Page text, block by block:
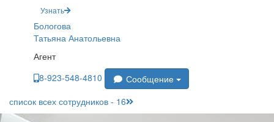
Узнать
Бологова
Татьяна Анатольевна
Агент
8-923-548-4810
Сообщение
список всех сотрудников - 16